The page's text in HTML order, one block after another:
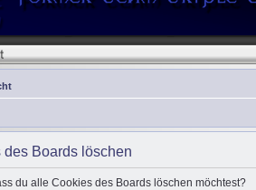
Boards löschen
du alle Cookies des Boards löschen möchtest?